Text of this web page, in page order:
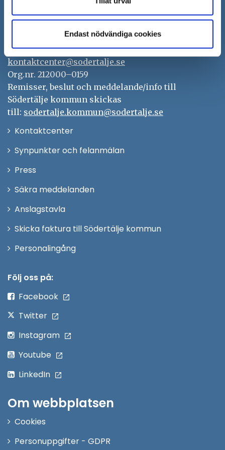
Endast nödvändiga cookies
Södertälje kommun
151 89 Södertälje
Besöksadress: Nyköpingsvägen 26
Tfn: 08–523 010 00
kontaktcenter@sodertalje.se
Org.nr. 212000–0159
Remisser, beslut och meddelande/info till
Södertälje kommun skickas
till: sodertalje.kommun@sodertalje.se
KontaktcenterÖppna
Synpunkter och felanmälan
Press
fönster
Säkra meddelanden
Anslagstavla
Skicka faktura till Södertälje kommun
PersonalingångÖppna
Följ oss på:
Facebook
Twitter
Instagram
Youtube
LinkedIn
Om webbplatsen
Cookies
Personuppgifter - GDPR